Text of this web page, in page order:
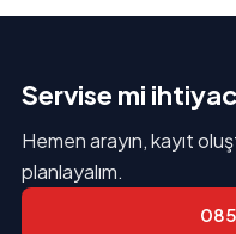
Servise mi
Hemen arayın, kayıt
planlayalım.